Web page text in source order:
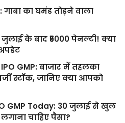
का घमंड तोड़ने वाला
के बाद ₹5000 पेनल्टी! क्या
GMP: बाजार में तहलका
स्टॉक, जानिए क्या आपको
GMP Today: 30 जुलाई से खुल
चाहिए पैसा?